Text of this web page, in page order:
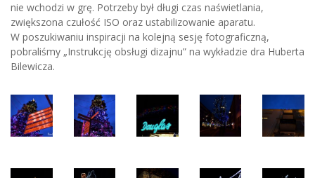
nie wchodzi w grę. Potrzeby był długi czas naświetlania,
zwiększona czułość ISO oraz ustabilizowanie aparatu.
W poszukiwaniu inspiracji na kolejną sesję fotograficzną,
pobraliśmy „Instrukcję obsługi dizajnu” na wykładzie dra Huberta
Bilewicza.